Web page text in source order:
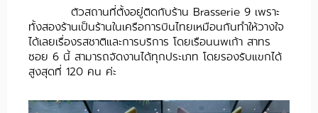
ตัวสถานที่ตั้งอยู่ติดกับร้าน Brasserie 9 เพราะ
ทั้งสองร้านเป็นร้านในเครือการบินไทยเหมือนกันทำให้วางใจ
ได้เลยเรื่องรสชาติและการบริการ โดยเรือนนพเก้า สาทร
ซอย 6 นี้ สามารถจัดงานได้ทุกประเภท โดยรองรับแขกได้
สูงสุดที่ 120 คน ค่ะ